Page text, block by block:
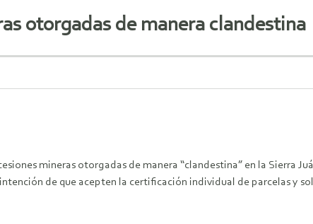
otorgadas de manera clandestina
mineras otorgadas de manera “clandestina” en la Sierra
de que acepten la certificación individual de parcelas y